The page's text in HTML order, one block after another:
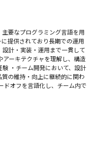
要なプログラミング言語を用
提供されており長期での運用
計・実装・運用まで一貫して
アーキテクチャを理解し、構造
・チーム開発において、設計
の維持・向上に継続的に関わ
ドオフを言語化し、チーム内で